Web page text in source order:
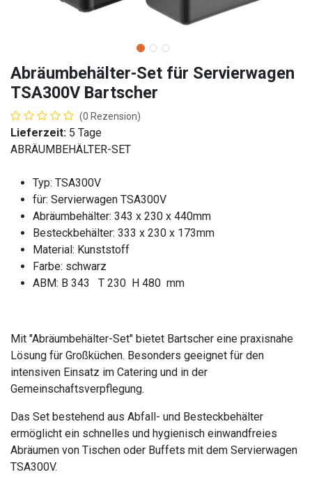
Abräumbehälter-Set für Servierwagen
TSA300V Bartscher
(0 Rezension)
Lieferzeit: 5 Tage
ABRÄUMBEHÄLTER-SET
Typ: TSA300V
für: Servierwagen TSA300V
Abräumbehälter: 343 x 230 x 440mm
Besteckbehälter: 333 x 230 x 173mm
Material: Kunststoff
Farbe: schwarz
ABM: B 343 T 230 H 480 mm
Mit "Abräumbehälter-Set" bietet Bartscher eine praxisnahe
Lösung für Großküchen. Besonders geeignet für den
intensiven Einsatz im Catering und in der
Gemeinschaftsverpflegung.
Das Set bestehend aus Abfall- und Besteckbehälter
ermöglicht ein schnelles und hygienisch einwandfreies
Abräumen von Tischen oder Buffets mit dem Servierwagen
TSA300V.